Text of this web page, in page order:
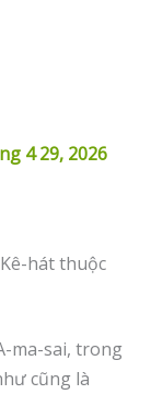
4 29, 2026
hát thuộc
ma-sai, trong
cũng là